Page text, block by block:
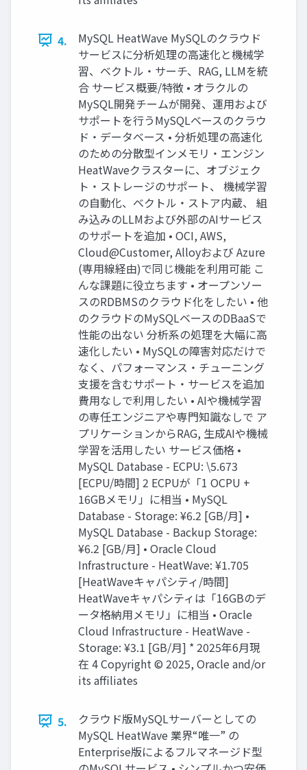
4.
MySQL HeatWave MySQLのクラウド
サービスに分析処理の高速化と機械学
習、ベクトル・サーチ、RAG, LLMを統
合 サービス概要/特徴 • オラクルの
MySQL開発チームが開発、運用および
サポートを行うMySQLベースのクラウ
ド・データベース • 分析処理の高速化
のための分散型インメモリ・エンジン
HeatWaveクラスターに、オブジェク
ト・ストレージのサポート、 機械学習
の自動化、ベクトル・ストア内蔵、 組
み込みのLLMおよび外部のAIサービス
のサポートを追加 • OCI, AWS,
Cloud@Customer, Alloyおよび Azure
(専用線経由)で同じ機能を利用可能 こ
んな課題に役立ちます • オープンソー
スのRDBMSのクラウド化をしたい • 他
のクラウドのMySQLベースのDBaaSで
性能の出ない 分析系の処理を大幅に高
速化したい • MySQLの障害対応だけで
なく、パフォーマンス・チューニング
支援を含むサポート・サービスを追加
費用なしで利用したい • AIや機械学習
の専任エンジニアや専門知識なしで ア
プリケーションからRAG, 生成AIや機械
学習を活用したい サービス価格 •
MySQL Database - ECPU: \5.673
[ECPU/時間] 2 ECPUが「1 OCPU +
16GBメモリ」に相当 • MySQL
Database - Storage: ¥6.2 [GB/月] •
MySQL Database - Backup Storage:
¥6.2 [GB/月] • Oracle Cloud
Infrastructure - HeatWave: ¥1.705
[HeatWaveキャパシティ/時間]
HeatWaveキャパシティは「16GBのデ
ータ格納用メモリ」に相当 • Oracle
Cloud Infrastructure - HeatWave -
Storage: ¥3.1 [GB/月] * 2025年6月現
在 4 Copyright © 2025, Oracle and/or
its affiliates
5.
クラウド版MySQLサーバーとしての
MySQL HeatWave 業界“唯一” の
Enterprise版によるフルマネージド型